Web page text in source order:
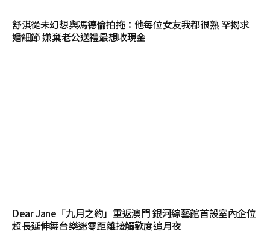
舒淇從未幻想與馮德倫拍拖：他每位女友我都很熟 罕揭求
婚細節 嫌棄老公送禮最想收現金
Dear Jane「九月之約」重返澳門 銀河綜藝館首設室內企位
超長延伸舞台樂迷零距離接觸歡度追月夜